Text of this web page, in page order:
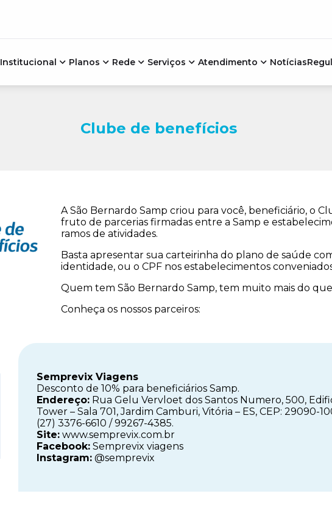
Institucional Planos Rede Serviços Atendimento Notícias
Clube de benefícios
A São Bernardo Samp criou para você, beneficiário, o
fruto de parcerias firmadas entre a Samp e
ramos de atividades.
Basta apresentar sua carteirinha do plano de saúde
identidade, ou o CPF nos estabelecimentos
Quem tem São Bernardo Samp, tem muito mais do
Conheça os nossos parceiros:
Semprevix Viagens
Desconto de 10% para beneficiários Samp.
Endereço: Rua Gelu Vervloet dos Santos Numero, 500,
Tower – Sala 701, Jardim Camburi, Vitória – ES, CEP: 29090-
(27) 3376-6610 / 99267-4385.
Site: www.semprevix.com.br
Facebook: Semprevix viagens
Instagram: @semprevix